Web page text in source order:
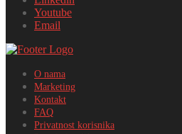
Youtube
Email
O nama
Marketing
Kontakt
FAQ
Privatnost korisnika